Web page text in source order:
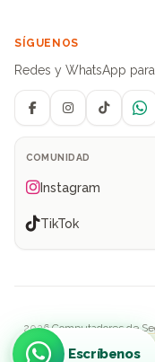
SÍGUENOS
Redes y WhatsApp
FacebookInstagramTikTok
COMUNIDAD
Instagram
TikTok
2026 Computadores de
Precios e
Escríbenos